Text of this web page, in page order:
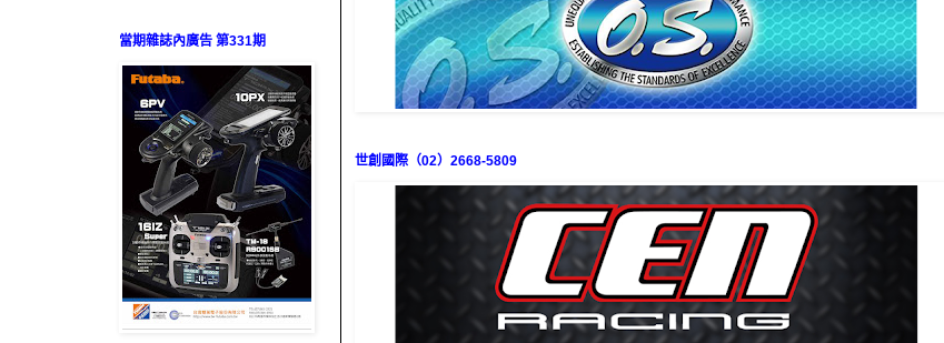
世創國際（02）2668-5809
當期雜誌內廣告 第331期